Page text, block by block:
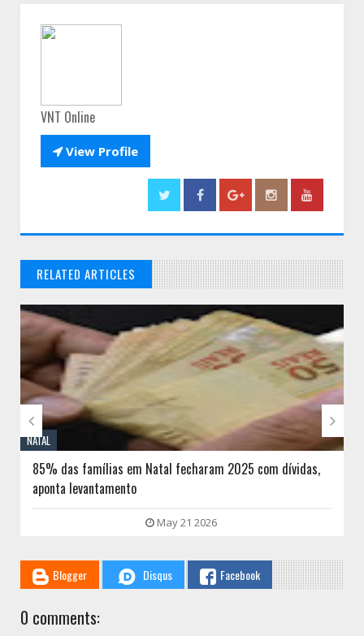
VNT Online
View Profile
RELATED ARTICLES
// THATS WHAT YOU MIGHT BE LOOKING FOR
NATAL
85% das famílias em Natal fecharam 2025 com dívidas,
aponta levantamento
May 21 2026
 
Blogger Disqus Facebook
0 comments: